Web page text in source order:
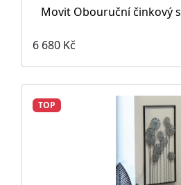
Movit Obouruční činkový
6 680 Kč
TOP